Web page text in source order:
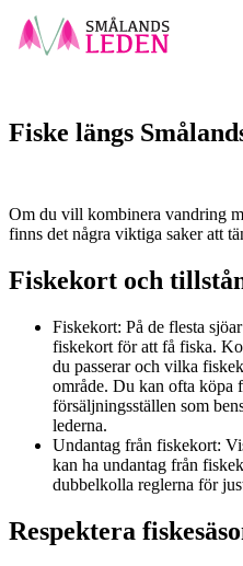
Fiske längs
Om du vill kombinera vandring
finns det några viktiga saker att
Fiskekort och
Fiskekort: På de flesta
fiskekort för att få fiska.
du passerar och vilka
område. Du kan ofta köpa
försäljningsställen som
lederna.
Undantag från fiskekort:
kan ha undantag från
dubbelkolla reglerna för
Respektera